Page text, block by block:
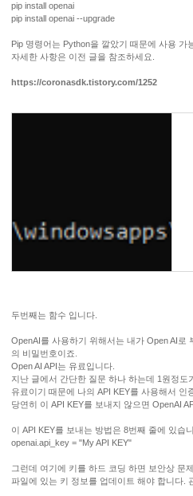
pip install openai
pip install openai --upgrade
Pip 명령어는 Python을 깔았기 때문에 사용 가
자세한 사항은 이전 글을 참조하세요.
https://coronasdk.tistory.com/1252
두번째는 함수 입니다.
OpenAI를 사용하기 위해서는 내가 Open AI로
의 비밀번호이죠.
Open AI API는 유료입니다.
지난 글에서 간단한 질문 하나 하는데 1원정도
유료이기 때문에 나의 API KEY를 사용해서 인
당연히 이 API KEY를 보내지 않으면 OpenAI
이 API KEY를 보내는 방법은 8번째 줄에 있습
openai.api_key = "My API KEY"
그런데 여기에 키를 하드 코딩 하면 보안상 문
파일에 있는 키 정보를 업데이트 해야 합니다.